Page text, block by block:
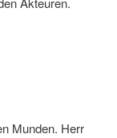
Munden. Herr